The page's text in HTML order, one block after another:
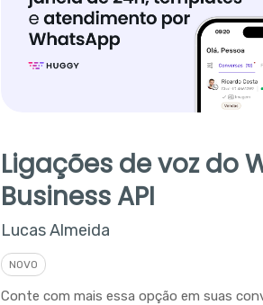
Ligações de voz do
Business API
Lucas Almeida
NOVO
Conte com mais essa opção em suas